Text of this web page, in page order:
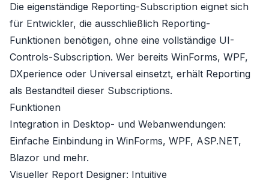
Die eigenständige Reporting-Subscription eignet sich
für Entwickler, die ausschließlich Reporting-
Funktionen benötigen, ohne eine vollständige UI-
Controls-Subscription. Wer bereits WinForms, WPF,
DXperience oder Universal einsetzt, erhält Reporting
als Bestandteil dieser Subscriptions.
Funktionen
Integration in Desktop- und Webanwendungen:
Einfache Einbindung in WinForms, WPF, ASP.NET,
Blazor und mehr.
Visueller Report Designer: Intuitive